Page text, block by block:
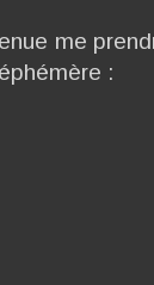
me
: